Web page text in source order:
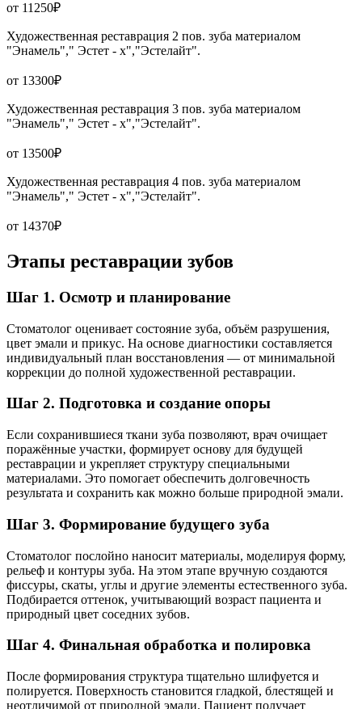
от 11250₽
Художественная реставрация 2 пов. зуба материалом
"Энамель"," Эстет - х","Эстелайт".
от 13300₽
Художественная реставрация 3 пов. зуба материалом
"Энамель"," Эстет - х","Эстелайт".
от 13500₽
Художественная реставрация 4 пов. зуба материалом
"Энамель"," Эстет - х","Эстелайт".
от 14370₽
Этапы реставрации зубов
Шаг 1. Осмотр и планирование
Стоматолог оценивает состояние зуба, объём разрушения,
цвет эмали и прикус. На основе диагностики составляется
индивидуальный план восстановления — от минимальной
коррекции до полной художественной реставрации.
Шаг 2. Подготовка и создание опоры
Если сохранившиеся ткани зуба позволяют, врач очищает
поражённые участки, формирует основу для будущей
реставрации и укрепляет структуру специальными
материалами. Это помогает обеспечить долговечность
результата и сохранить как можно больше природной эмали.
Шаг 3. Формирование будущего зуба
Стоматолог послойно наносит материалы, моделируя форму,
рельеф и контуры зуба. На этом этапе вручную создаются
фиссуры, скаты, углы и другие элементы естественного зуба.
Подбирается оттенок, учитывающий возраст пациента и
природный цвет соседних зубов.
Шаг 4. Финальная обработка и полировка
После формирования структура тщательно шлифуется и
полируется. Поверхность становится гладкой, блестящей и
неотличимой от природной эмали. Пациент получает